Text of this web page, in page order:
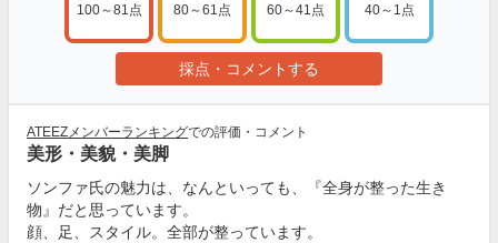
100～81点 80～61点 60～41点 40～1点
採点・コメントする
ATEEZメンバーランキングでの評価・コメント
美形・美貌・美脚
ソンファ氏の魅力は、なんといっても、『全身が整った生き
物』だと思っています。
顔、足、スタイル。全部が整っています。